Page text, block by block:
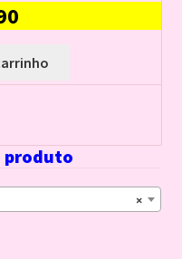
produto
×